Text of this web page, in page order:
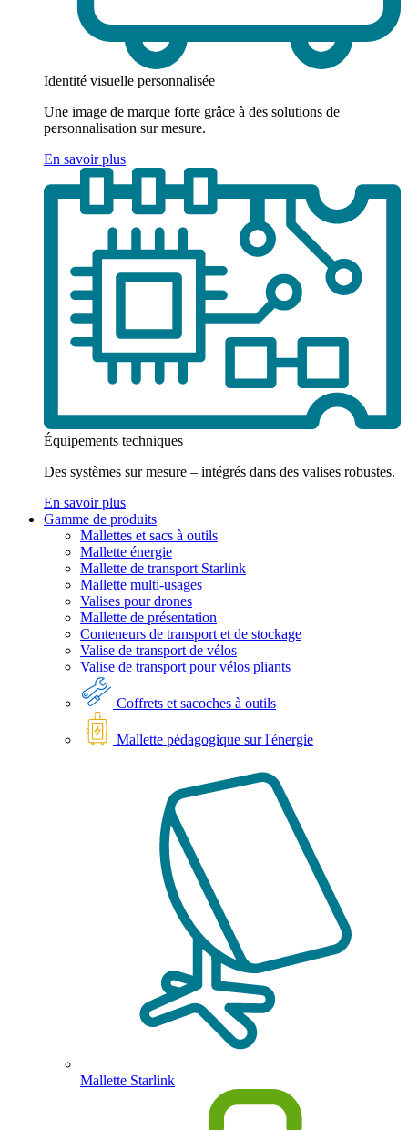
Identité visuelle personnalisée
Une image de marque forte grâce à des solutions de
personnalisation sur mesure.
En savoir plus
Équipements techniques
Des systèmes sur mesure – intégrés dans des valises robustes.
En savoir plus
Gamme de produits
Mallettes et sacs à outils
Mallette énergie
Mallette de transport Starlink
Mallette multi-usages
Valises pour drones
Mallette de présentation
Conteneurs de transport et de stockage
Valise de transport de vélos
Valise de transport pour vélos pliants
Coffrets et sacoches à outils
Mallette pédagogique sur l'énergie
Mallette Starlink